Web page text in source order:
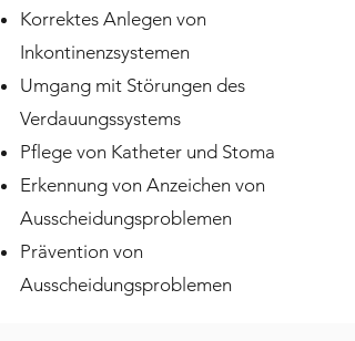
Korrektes Anlegen von
Inkontinenzsystemen
Umgang mit Störungen des
Verdauungssystems
Pflege von Katheter und Stoma
Erkennung von Anzeichen von
Ausscheidungsproblemen
Prävention von
Ausscheidungsproblemen